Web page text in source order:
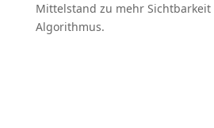
Mittelstand zu mehr Sichtbarkeit
Algorithmus.